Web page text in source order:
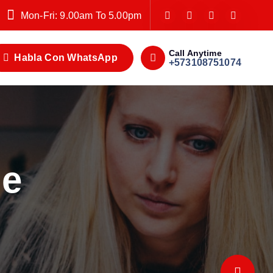
Mon-Fri: 9.00am To 5.00pm
Habla Con WhatsApp Call Anytime
+573108751074